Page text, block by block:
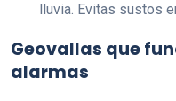
lluvia. Evitas sustos
Geovallas que
alarmas